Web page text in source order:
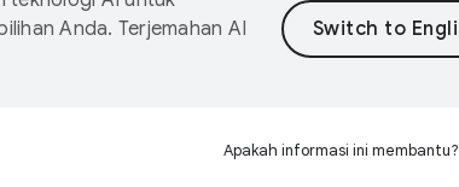
Anda. Terjemahan AI
Apakah informasi ini membantu?